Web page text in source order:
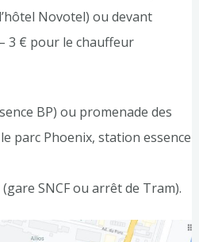
Novotel) ou devant
3 € pour le chauffeur
BP) ou promenade des
parc Phoenix, station essence
SNCF ou arrêt de Tram).